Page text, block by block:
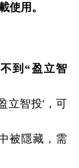
使用。
到“盈立智
立智投'，可
被隱藏，需